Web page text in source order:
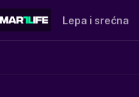
Lepa i srećna